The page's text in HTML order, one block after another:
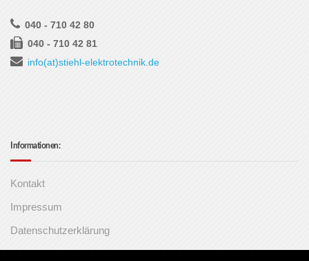
040 - 710 42 80
040 - 710 42 81
info(at)stiehl-elektrotechnik.de
Informationen:
Kontakt
Impressum
Datenschutzerklärung